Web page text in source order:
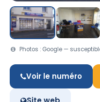
Photos : Google —
Voir le numéro